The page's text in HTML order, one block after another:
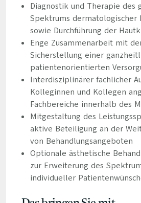
Diagnostik und Therapie des
Spektrums dermatologischer
sowie Durchführung der
Enge Zusammenarbeit mit
Sicherstellung einer
patientenorientierten
Interdisziplinärer fachlicher
Kolleginnen und Kollegen
Fachbereiche innerhalb des
Mitgestaltung des
aktive Beteiligung an der
von Behandlungsangeboten
Optionale ästhetische
zur Erweiterung des
individueller